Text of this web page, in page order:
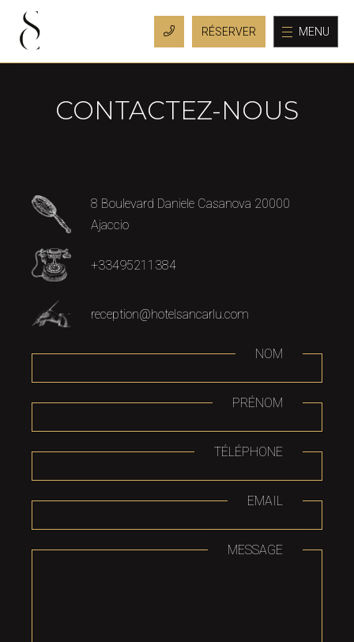
MENU
CONTACTEZ-NOUS
8 Boulevard Daniele Casanova 20000
Ajaccio
+33495211384
reception@hotelsancarlu.com
NOM
PRÉNOM
TÉLÉPHONE
EMAIL
MESSAGE